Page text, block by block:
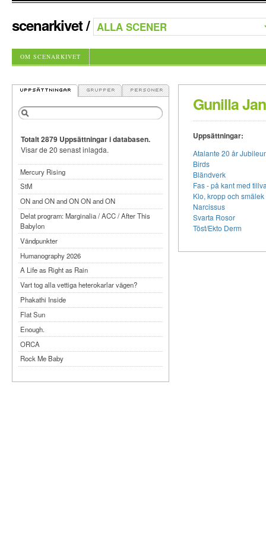
scenarkivet/
OM SCENARKIVET
Gunilla
Uppsättningar:
Atalante 20 år
Birds
Bländverk
Fas - på kant med
Klo, kropp och smälek
Narcissus
Svarta Rosor
Töst/Ekto Derm
Totalt 2879 Uppsättningar i databasen.
Visar de 20 senast inlagda.
Mercury Rising
StM
ON and ON and ON ON and ON
Delat program: Marginalia / ACC / After This
Babylon
Vändpunkter
Humanography 2026
A Life as Right as Rain
Vart tog alla vettiga heterokarlar vägen?
Phakathi Inside
Flat Sun
Enough.
ORCA
Rock Me Baby